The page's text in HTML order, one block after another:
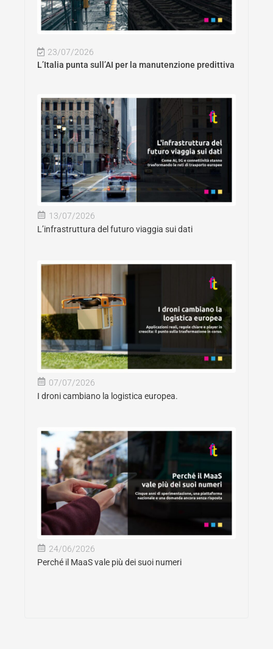
23/07/2026
L’Italia punta sull’AI per la manutenzione predittiva
13/07/2026
L’infrastruttura del futuro viaggia sui dati
07/07/2026
I droni cambiano la logistica europea.
24/06/2026
Perché il MaaS vale più dei suoi numeri